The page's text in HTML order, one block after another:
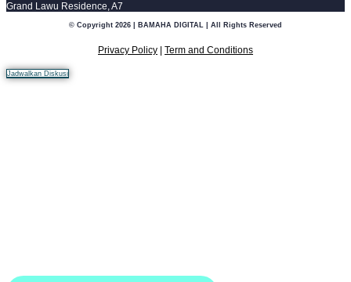
Grand Lawu Residence, A7
© Copyright 2026 | BAMAHA DIGITAL | All Rights Reserved
Privacy Policy Term and Conditions
Jadwalkan Diskusi